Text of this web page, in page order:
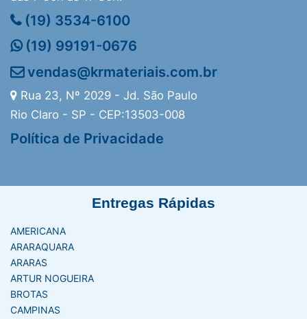
(19) 3534-6100
(19) 99191-0676
vendas@krmateriais.com.br
Rua 23, Nº 2029 - Jd. São Paulo
Rio Claro - SP - CEP:13503-008
Política de Privacidade
Entregas Rápidas
AMERICANA
ARARAQUARA
ARARAS
ARTUR NOGUEIRA
BROTAS
CAMPINAS